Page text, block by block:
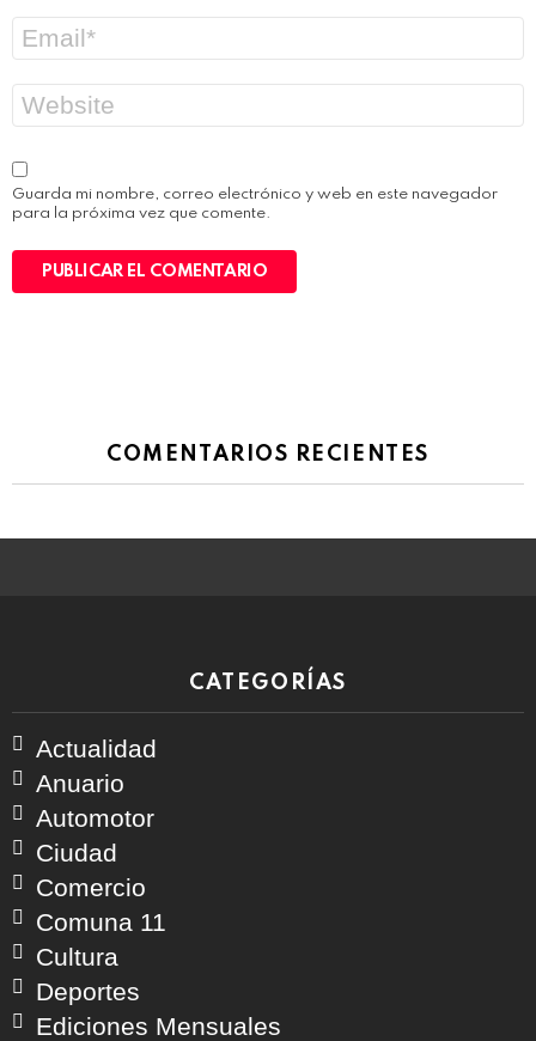
b
r
r
l
e
c
t
ó
i
b
Guarda mi nombre, correo electrónico y web en este navegador
para la próxima vez que comente.
COMENTARIOS RECIENTES
CATEGORÍAS
Actualidad
Anuario
Automotor
Ciudad
Comercio
Comuna 11
Cultura
Deportes
Ediciones Mensuales